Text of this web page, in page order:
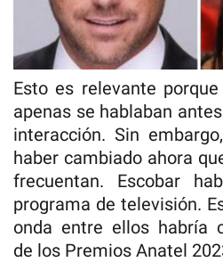
Esto es relevante
apenas se hablaban
interacción. Sin
haber cambiado ahora
frecuentan. Escobar
programa de televisión.
onda entre ellos habría
de los Premios Anatel